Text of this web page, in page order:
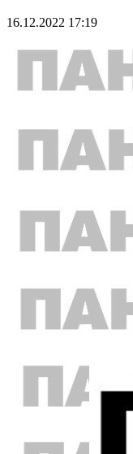
16.12.2022 17:19